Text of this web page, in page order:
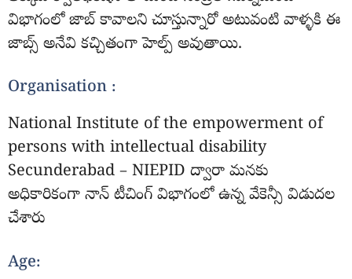
విభాగంలో జాబ్ కావాలని చూస్తున్నారో అటువంటి వాళ్ళకి ఈ
జాబ్స్ అనేవి కచ్చితంగా హెల్ప్ అవుతాయి.
Organisation :
National Institute of the empowerment of
persons with intellectual disability
Secunderabad – NIEPID ద్వారా మనకు
అధికారికంగా నాన్ టీచింగ్ విభాగంలో ఉన్న వేకెన్సీ విడుదల
చేశారు
Age: